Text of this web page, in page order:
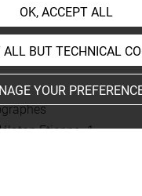
Etienne -1-
OK, ACCEPT ALL
ALL BUT TECHNICAL
YOUR